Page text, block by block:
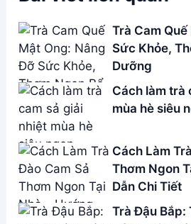
Trà Cam
Sức Khỏe,
Dưỡng
Cách làm trà
mùa hè siêu
Cách Làm
Thơm Ngon
Dẫn Chi Tiết
Trà Đậu Bắp: